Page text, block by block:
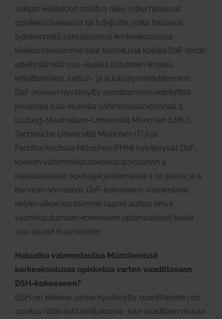
saksan kielitaidon osoitus niille, jotka haluavat
opiskella Saksassa tai tutkijoille, jotka haluavat
työskennellä saksalaisessa korkeakoulussa.
Kielikursseillamme saat harjoitusta kaikilla DaF-testin
edellyttämillä osa-alueilla (suullinen ilmaisu,
kirjoittaminen, luetun- ja kuullunymmärtäminen).
DaF-kokeen hyväksytty suorittaminen edellyttää
jokaisella osa-alueella vähimmäisarvosanaa 3.
Ludwig-Maximilians-Universität München (LMU),
Technische Universität München (TU) ja
Fachhochschule München (FHM) hyväksyvät DaF-
kokeen vähimmäistulokseksi arvosanan 4
(saksalaisessa opetusjärjestelmässä 1 on paras ja 5
huonoin arvosana). DaF-kokeeseen valmentava
neljän viikon kurssimme (440e) auttaa sinua
valmistautumaan kokeeseen optimaalisesti kaikki
osa-alueet huomioiden.
Haluatko valmentautua Münchenissä
korkeakoulussa opiskelua varten vaadittavaan
DSH-kokeeseen?
DSH on kielikoe, jonka hyväksytty suorittaminen on
osoitus riittävästä kielitaidosta, jota vaaditaan muuta